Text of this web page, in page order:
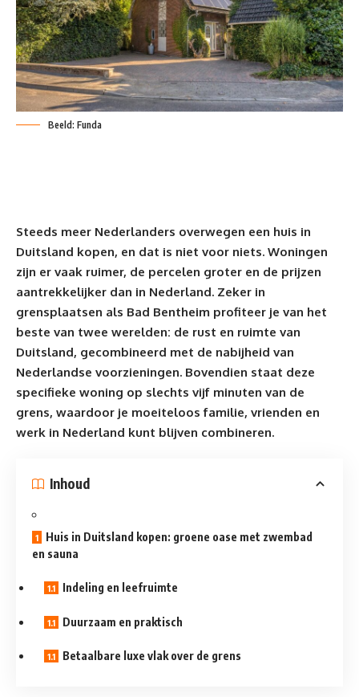
Beeld: Funda
Steeds meer Nederlanders overwegen een huis in
Duitsland kopen, en dat is niet voor niets. Woningen
zijn er vaak ruimer, de percelen groter en de prijzen
aantrekkelijker dan in Nederland. Zeker in
grensplaatsen als Bad Bentheim profiteer je van het
beste van twee werelden: de rust en ruimte van
Duitsland, gecombineerd met de nabijheid van
Nederlandse voorzieningen. Bovendien staat deze
specifieke woning op slechts vijf minuten van de
grens, waardoor je moeiteloos familie, vrienden en
werk in Nederland kunt blijven combineren.
Inhoud
Huis in Duitsland kopen: groene oase met zwembad
en sauna
Indeling en leefruimte
Duurzaam en praktisch
Betaalbare luxe vlak over de grens